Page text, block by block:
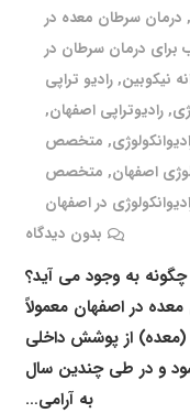
, درمان سرطان معده در
برای درمان سرطان در
نیکوبین,رادیو تراپی
,رادیوتراپی اصفهان,
, متخصص
اصفهان, متخصص
در اصفهان
بدون دیدگاه
به وجود می آید؟
در اصفهان معمولاً
از پوشش داخلی
و در طی چندین سال
به آرامی…